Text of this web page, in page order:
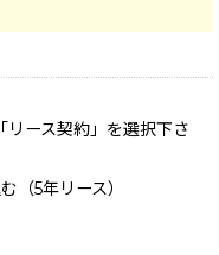
ース契約」を選択下さ
（5年リース）